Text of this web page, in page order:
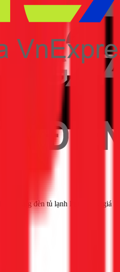
bóng đèn tủ lạnh Panasonic giá